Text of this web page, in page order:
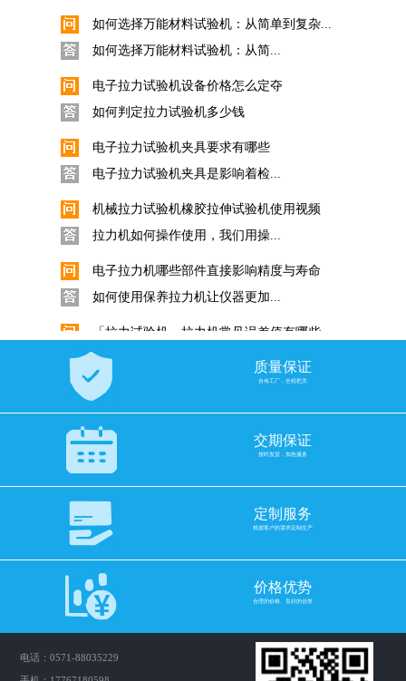
金属板材拉力试验机拉伸试验标准试样要...
金属拉伸试验标准试样要求是什...
电子拉力试验机选择滚珠丝杠还是梯形丝...
拉力试验机如何配置合适的丝杆...
挑选电子拉力机力值是否越大越准！
拉力机力值选购十分重要，如何...
在塑料工业中，熔体流动速率（...
科思Quarrz固体比重计的使用
数显直读式密度测试仪固体采用...
质量保证
自有工厂，全程把关
交期保证
按时发货，加急服务
定制服务
根据客户的需求定制生产
价格优势
合理的价格、良好的信誉
电话：0571-88035229